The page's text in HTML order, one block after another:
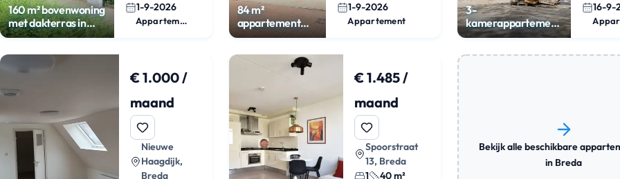
160 m² bovenwoning
met dakterras in
Zandberg
1-9-2026
Appartement
84 m²
appartement
met balkon in
1-9-2026
Appartement
3-
kamerappartement
met balkon in
16-9-
€ 1.000 /
maand
Nieuwe
Haagdijk,
Breda
€ 1.485 /
maand
Spoorstraat
13, Breda
1
40 m²
Bekijk alle beschikbare
in Breda